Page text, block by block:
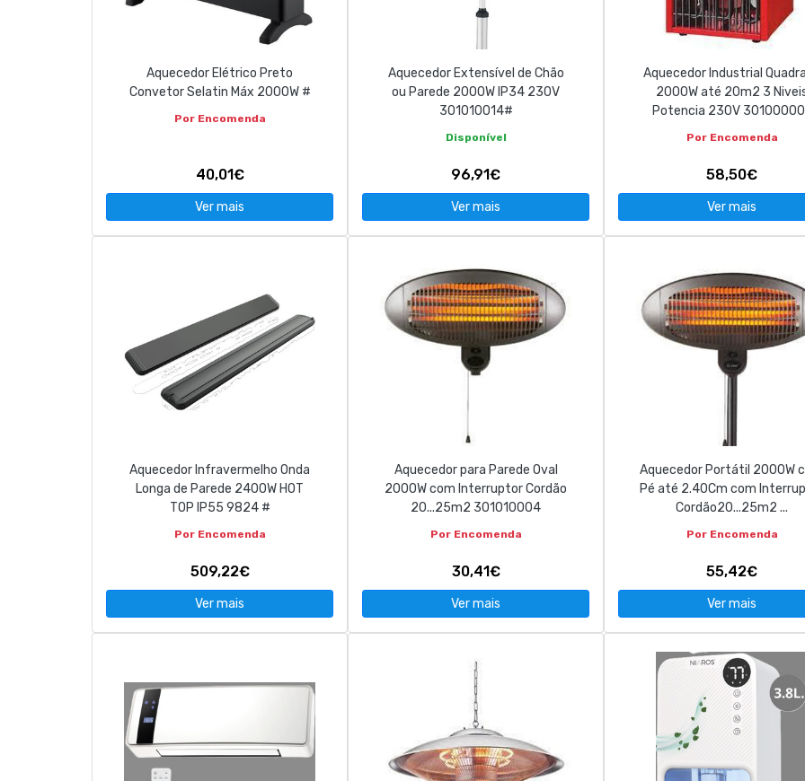
geral@luxivo.pt
Aquecedor Elétrico Preto
Convetor Selatin Máx 2000W #
Por Encomenda
40,01€
Ver mais
Aquecedor Extensível de Chão
ou Parede 2000W IP34 230V
301010014#
Disponível
96,91€
Ver mais
Aquecedor Industrial
2000W até 20m2 3
Potencia 230V
Por Encomenda
58,50€
Ver mais
Aquecedor Infravermelho Onda
Longa de Parede 2400W HOT
TOP IP55 9824 #
Por Encomenda
509,22€
Ver mais
Aquecedor para Parede Oval
2000W com Interruptor Cordão
20...25m2 301010004
Por Encomenda
30,41€
Ver mais
Aquecedor Portátil 2000W
Pé até 2.40Cm com
Cordão20...25m2 ...
Por Encomenda
55,42€
Ver mais